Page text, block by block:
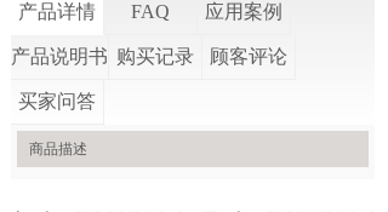
产品详情 FAQ 应用案例
产品说明书 购买记录 顾客评论
买家问答
商品描述